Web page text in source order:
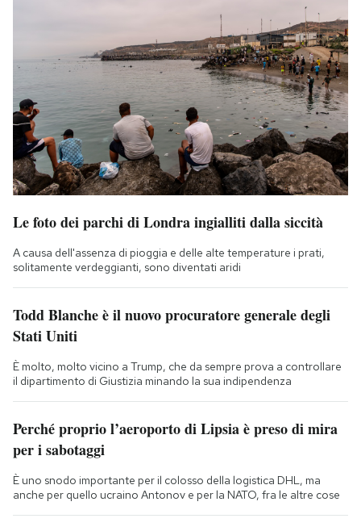
Le foto dei parchi di Londra ingialliti dalla siccità
A causa dell'assenza di pioggia e delle alte temperature i prati,
solitamente verdeggianti, sono diventati aridi
Todd Blanche è il nuovo procuratore generale degli
Stati Uniti
È molto, molto vicino a Trump, che da sempre prova a controllare
il dipartimento di Giustizia minando la sua indipendenza
Perché proprio l’aeroporto di Lipsia è preso di mira
per i sabotaggi
È uno snodo importante per il colosso della logistica DHL, ma
anche per quello ucraino Antonov e per la NATO, fra le altre cose